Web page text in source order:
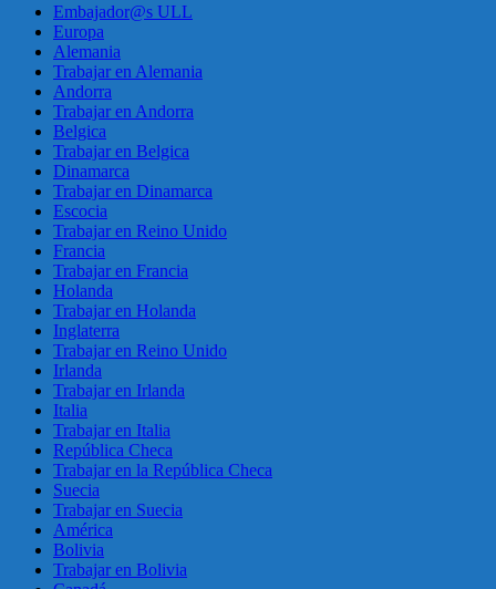
Embajador@s ULL
Europa
Alemania
Trabajar en Alemania
Andorra
Trabajar en Andorra
Belgica
Trabajar en Belgica
Dinamarca
Trabajar en Dinamarca
Escocia
Trabajar en Reino Unido
Francia
Trabajar en Francia
Holanda
Trabajar en Holanda
Inglaterra
Trabajar en Reino Unido
Irlanda
Trabajar en Irlanda
Italia
Trabajar en Italia
República Checa
Trabajar en la República Checa
Suecia
Trabajar en Suecia
América
Bolivia
Trabajar en Bolivia